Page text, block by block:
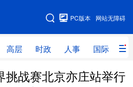
网站无障碍
PC版本
高层 时政 人事 国际 财
网站地图
时政 人事
战赛北京亦庄站举行